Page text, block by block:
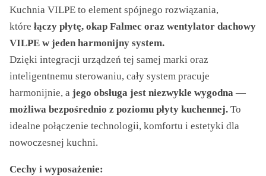
Kuchnia VILPE to element spójnego rozwiązania,
które łączy płytę, okap Falmec oraz wentylator dachowy
VILPE w jeden harmonijny system.
Dzięki integracji urządzeń tej samej marki oraz
inteligentnemu sterowaniu, cały system pracuje
harmonijnie, a jego obsługa jest niezwykle wygodna —
możliwa bezpośrednio z poziomu płyty kuchennej. To
idealne połączenie technologii, komfortu i estetyki dla
nowoczesnej kuchni.
Cechy i wyposażenie: